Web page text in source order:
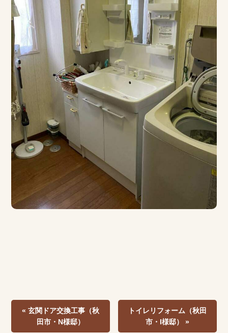
« 玄関ドア交換工事（秋
田市・N様邸）
トイレリフォーム（秋田
市・I様邸） »